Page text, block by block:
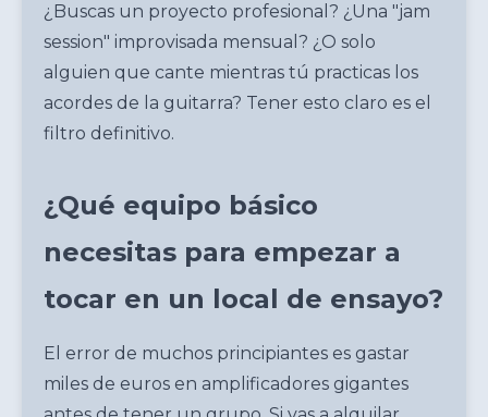
¿Buscas un proyecto profesional? ¿Una "jam
session" improvisada mensual? ¿O solo
alguien que cante mientras tú practicas los
acordes de la guitarra? Tener esto claro es el
filtro definitivo.
¿Qué equipo básico
necesitas para empezar a
tocar en un local de ensayo?
El error de muchos principiantes es gastar
miles de euros en amplificadores gigantes